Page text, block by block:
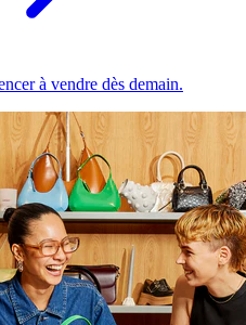
à vendre dès demain.